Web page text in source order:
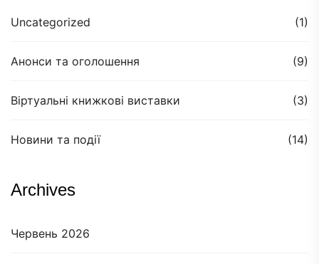
Uncategorized (1)
Анонси та оголошення (9)
Віртуальні книжкові виставки (3)
Новини та події (14)
Archives
Червень 2026